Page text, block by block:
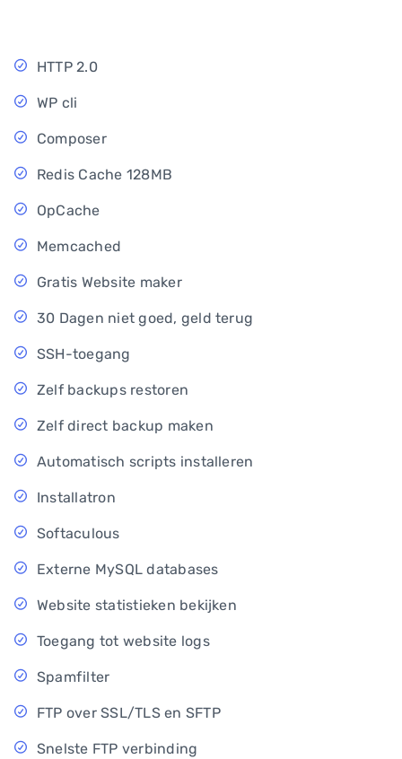
HTTP 2.0
WP cli
Composer
Redis Cache 128MB
OpCache
Memcached
Gratis Website maker
30 Dagen niet goed, geld terug
SSH-toegang
Zelf backups restoren
Zelf direct backup maken
Automatisch scripts installeren
Installatron
Softaculous
Externe MySQL databases
Website statistieken bekijken
Toegang tot website logs
Spamfilter
FTP over SSL/TLS en SFTP
Snelste FTP verbinding